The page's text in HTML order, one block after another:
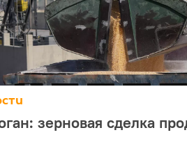
зерновая сделка